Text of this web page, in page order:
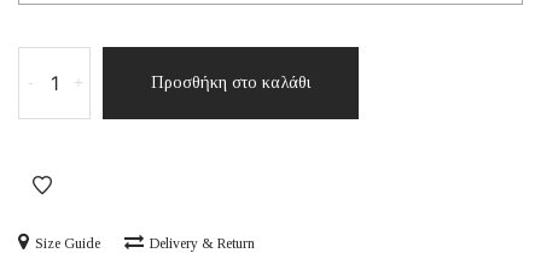
-
Coppers
ποσότητα
+ Προσθήκη στο καλάθι
Size Guide Delivery & Return